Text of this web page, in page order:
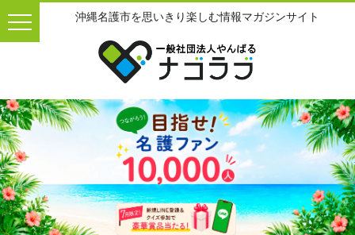
沖縄名護市を思いきり楽しむ情報マガジンサイト